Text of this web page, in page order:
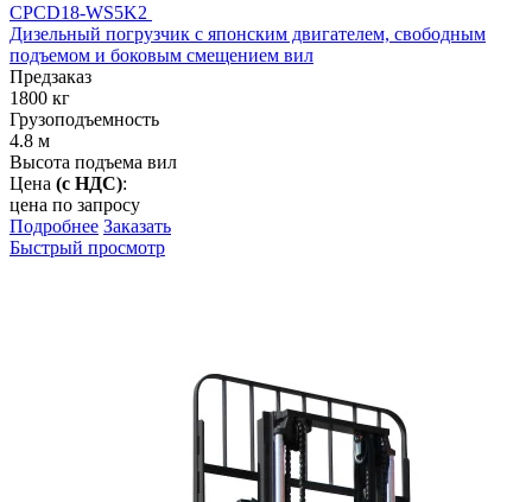
CPCD18-WS5K2
Дизельный погрузчик с японским двигателем, свободным
подъемом и боковым смещением вил
Предзаказ
1800 кг
Грузоподъемность
4.8 м
Высота подъема вил
Цена (с НДС):
цена по запросу
Подробнее Заказать
Быстрый просмотр